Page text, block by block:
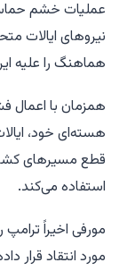
نیروهای ایالات
هماهنگ را علیه
همزمان با اعمال
هسته‌ای خود،
قطع مسیرهای
استفاده می‌کند.
مورفی اخیراً
مورد انتقاد قرار